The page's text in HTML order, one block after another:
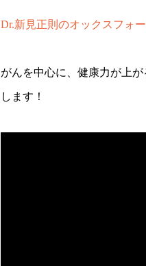
Dr.新見正則のオックスフォ
がんを中心に、健康力が上
します！